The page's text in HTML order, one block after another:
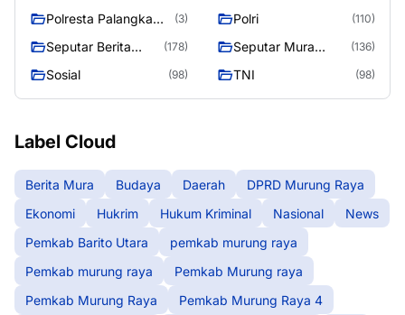
Polresta Palangka
(3) Polri (110)
Seputar Berita
(178)
Seputar Mura
(136)
Sosial (98) TNI (98)
Label Cloud
Berita Mura Budaya Daerah
DPRD Murung Raya
Ekonomi
Hukrim Hukum Kriminal Nasional
News
Pemkab Barito Utara
pemkab murung raya
Pemkab murung raya
Pemkab Murung raya
Pemkab Murung Raya
Pemkab Murung Raya 4